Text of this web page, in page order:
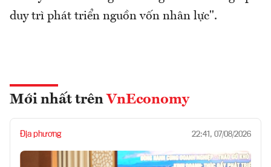
duy trì phát triển nguồn vốn nhân lực".
Mới nhất trên VnEconomy
Địa phương 22:41, 07/08/2026